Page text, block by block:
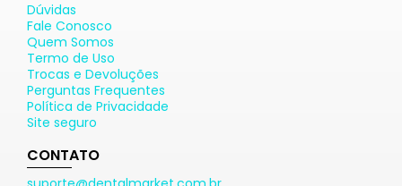
Dúvidas
Fale Conosco
Quem Somos
Termo de Uso
Trocas e Devoluções
Perguntas Frequentes
Política de Privacidade
Site seguro
CONTATO